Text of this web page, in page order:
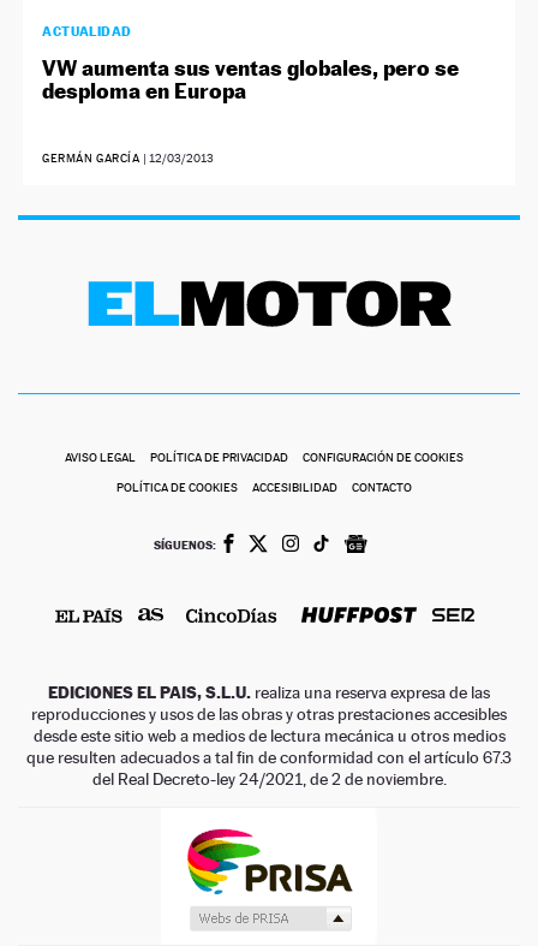
ACTUALIDAD
VW aumenta sus ventas globales, pero se
desploma en Europa
GERMÁN GARCÍA |12/03/2013
AVISO LEGAL POLÍTICA DE PRIVACIDAD CONFIGURACIÓN DE COOKIES
POLÍTICA DE COOKIES ACCESIBILIDAD CONTACTO
SÍGUENOS:
EDICIONES EL PAIS, S.L.U. realiza una reserva expresa de las
reproducciones y usos de las obras y otras prestaciones accesibles
desde este sitio web a medios de lectura mecánica u otros medios
que resulten adecuados a tal fin de conformidad con el artículo 67.3
del Real Decreto-ley 24/2021, de 2 de noviembre.